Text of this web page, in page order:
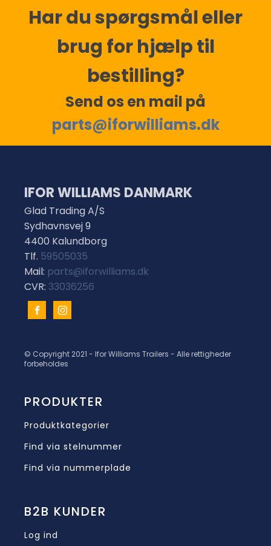
Har du spørgsmål eller
brug for hjælp til
bestilling?
Send os en mail på
parts@iforwilliams.dk
IFOR WILLIAMS DANMARK
Glad Trading A/S
Sydhavnsvej 9
4400 Kalundborg
Tlf. 59505035
Mail: parts@iforwilliams.dk
CVR: 33036256
© Copyright 2021 - Ifor Williams Trailers - Alle rettigheder
forbeholdes
PRODUKTER
Produktkategorier
Find via stelnummer
Find via nummerplade
B2B KUNDER
Log ind